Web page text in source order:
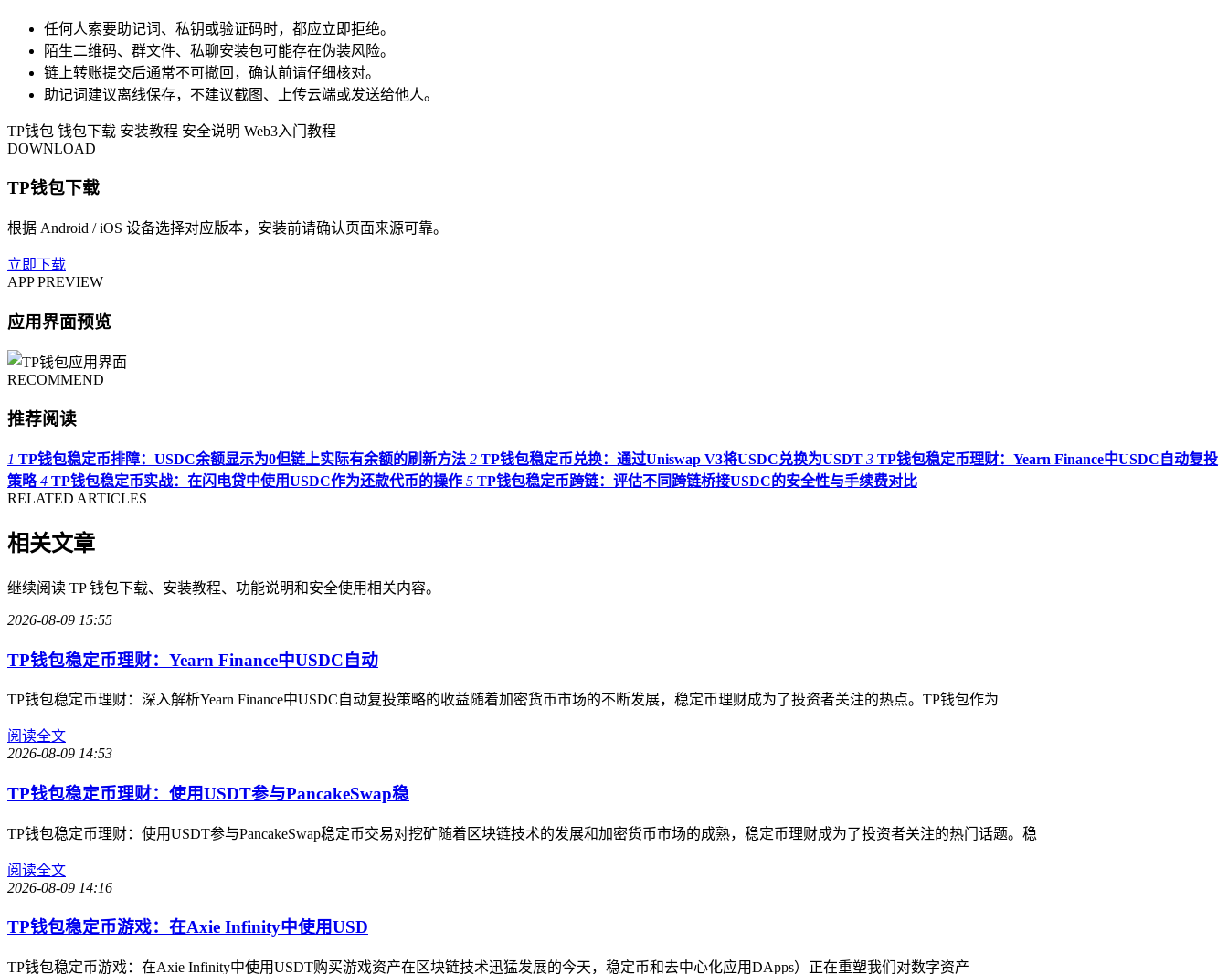
任何人索要助记词、私钥或验证码时，都应立即拒绝。
陌生二维码、群文件、私聊安装包可能存在伪装风险。
链上转账提交后通常不可撤回，确认前请仔细核对。
助记词建议离线保存，不建议截图、上传云端或发送给他人。
TP钱包 钱包下载 安装教程 安全说明 Web3入门教程
DOWNLOAD
TP钱包下载
根据 Android / iOS 设备选择对应版本，安装前请确认页面来源可靠。
立即下载
APP PREVIEW
应用界面预览
RECOMMEND
推荐阅读
1 TP钱包稳定币排障：USDC余额显示为0但链上实际有余额的刷新方法 2 TP钱包稳定币兑换：通过Uniswap V3将USDC兑换为USDT 3 TP钱包稳定币理财：Yearn Finance中USDC自动复投
策略 4 TP钱包稳定币实战：在闪电贷中使用USDC作为还款代币的操作 5 TP钱包稳定币跨链：评估不同跨链桥接USDC的安全性与手续费对比
RELATED ARTICLES
相关文章
继续阅读 TP 钱包下载、安装教程、功能说明和安全使用相关内容。
2026-08-09 15:55
TP钱包稳定币理财：Yearn Finance中USDC自动
TP钱包稳定币理财：深入解析Yearn Finance中USDC自动复投策略的收益随着加密货币市场的不断发展，稳定币理财成为了投资者关注的热点。TP钱包作为
阅读全文
2026-08-09 14:53
TP钱包稳定币理财：使用USDT参与PancakeSwap稳
TP钱包稳定币理财：使用USDT参与PancakeSwap稳定币交易对挖矿随着区块链技术的发展和加密货币市场的成熟，稳定币理财成为了投资者关注的热门话题。稳
阅读全文
2026-08-09 14:16
TP钱包稳定币游戏：在Axie Infinity中使用USD
TP钱包稳定币游戏：在Axie Infinity中使用USDT购买游戏资产在区块链技术迅猛发展的今天，稳定币和去中心化应用DApps）正在重塑我们对数字资产